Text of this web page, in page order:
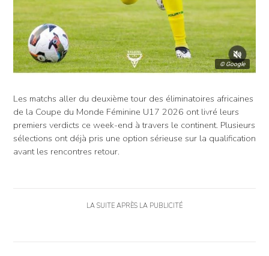
© Google
Les matchs aller du deuxième tour des éliminatoires africaines
de la Coupe du Monde Féminine U17 2026 ont livré leurs
premiers verdicts ce week-end à travers le continent. Plusieurs
sélections ont déjà pris une option sérieuse sur la qualification
avant les rencontres retour.
LA SUITE APRÈS LA PUBLICITÉ